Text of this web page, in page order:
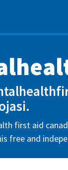
first aid
free and